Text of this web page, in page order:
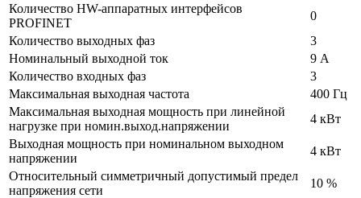
Количество HW-аппаратных интерфейсов
PROFINET
0
Количество выходных фаз
3
Номинальный выходной ток
9 А
Количество входных фаз
3
Максимальная выходная частота
400 Гц
Максимальная выходная мощность при линейной
нагрузке при номин.выход.напряжении
4 кВт
Выходная мощность при номинальном выходном
напряжении
4 кВт
Относительный симметричный допустимый предел
напряжения сети
10 %